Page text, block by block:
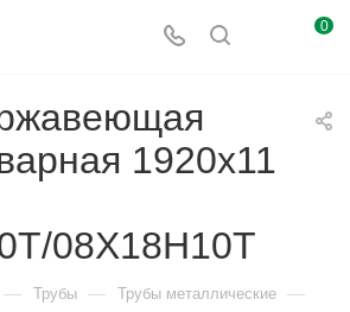
0
1920х11
08Х18Н10Т
— Трубы — Трубы металлические —